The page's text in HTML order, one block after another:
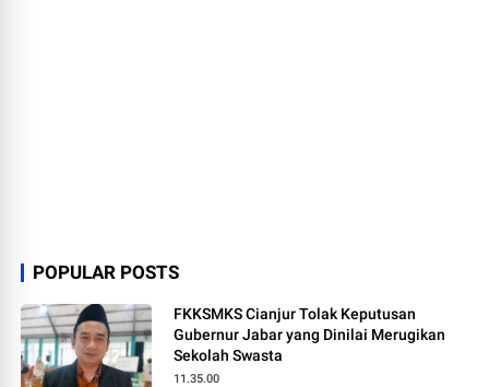
POPULAR POSTS
FKKSMKS Cianjur Tolak Keputusan
Gubernur Jabar yang Dinilai Merugikan
Sekolah Swasta
11.35.00